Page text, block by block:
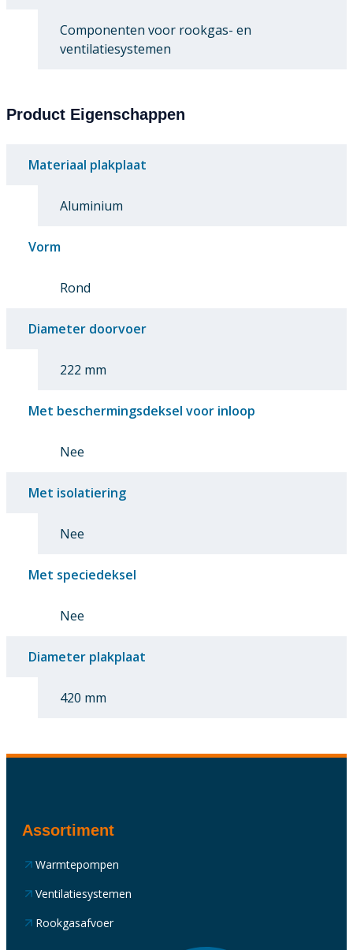
Componenten voor rookgas- en
ventilatiesystemen
Product Eigenschappen
Materiaal plakplaat
Aluminium
Vorm
Rond
Diameter doorvoer
222 mm
Met beschermingsdeksel voor inloop
Nee
Met isolatiering
Nee
Met speciedeksel
Nee
Diameter plakplaat
420 mm
Assortiment
Warmtepompen
Ventilatiesystemen
Rookgasafvoer